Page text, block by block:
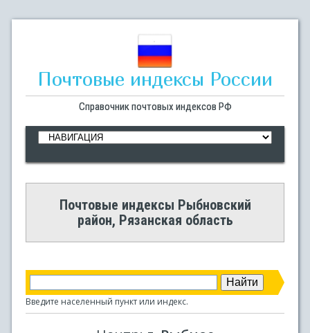
Почтовые индексы России
Справочник почтовых индексов РФ
Почтовые индексы Рыбновский
район, Рязанская область
Введите населенный пункт или индекс.